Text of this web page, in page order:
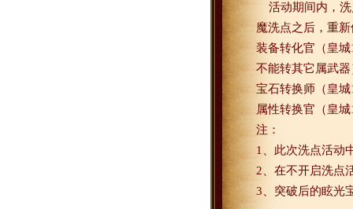
活动期间内，
魔洗点之后，重
装备转化官（皇城
不能转其它属武
宝石转换师（皇城
属性转换官（皇城
注：
1
、此次洗点活
2 、在不开启洗
3 、突破后的眩